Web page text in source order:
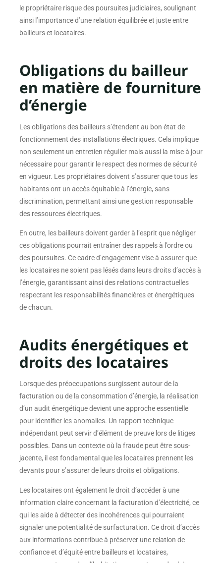
le propriétaire risque des poursuites judiciaires, soulignant
ainsi l’importance d’une relation équilibrée et juste entre
bailleurs et locataires.
Obligations du bailleur
en matière de fourniture
d’énergie
Les obligations des bailleurs s’étendent au bon état de
fonctionnement des installations électriques. Cela implique
non seulement un entretien régulier mais aussi la mise à jour
nécessaire pour garantir le respect des normes de sécurité
en vigueur. Les propriétaires doivent s’assurer que tous les
habitants ont un accès équitable à l’énergie, sans
discrimination, permettant ainsi une gestion responsable
des ressources électriques.
En outre, les bailleurs doivent garder à l’esprit que négliger
ces obligations pourrait entraîner des rappels à l’ordre ou
des poursuites. Ce cadre d’engagement vise à assurer que
les locataires ne soient pas lésés dans leurs droits d’accès à
l’énergie, garantissant ainsi des relations contractuelles
respectant les responsabilités financières et énergétiques
de chacun.
Audits énergétiques et
droits des locataires
Lorsque des préoccupations surgissent autour de la
facturation ou de la consommation d’énergie, la réalisation
d’un audit énergétique devient une approche essentielle
pour identifier les anomalies. Un rapport technique
indépendant peut servir d’élément de preuve lors de litiges
possibles. Dans un contexte où la fraude peut être sous-
jacente, il est fondamental que les locataires prennent les
devants pour s’assurer de leurs droits et obligations.
Les locataires ont également le droit d’accéder à une
information claire concernant la facturation d’électricité, ce
qui les aide à détecter des incohérences qui pourraient
signaler une potentialité de surfacturation. Ce droit d’accès
aux informations contribue à préserver une relation de
confiance et d’équité entre bailleurs et locataires,